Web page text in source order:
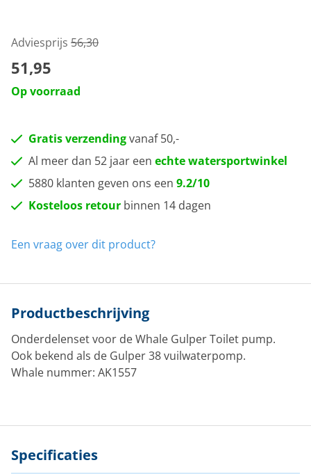
Adviesprijs 56,30
51,95
Op voorraad
Gratis verzendingvanaf 50,-
Al meer dan 52 jaar een echte watersportwinkel
5880 klanten geven ons een 9.2/10
Kosteloos retour binnen 14 dagen
Een vraag over dit product?
Productbeschrijving
Onderdelenset voor de Whale Gulper Toilet pump.
Ook bekend als de Gulper 38 vuilwaterpomp.
Whale nummer: AK1557
Specificaties